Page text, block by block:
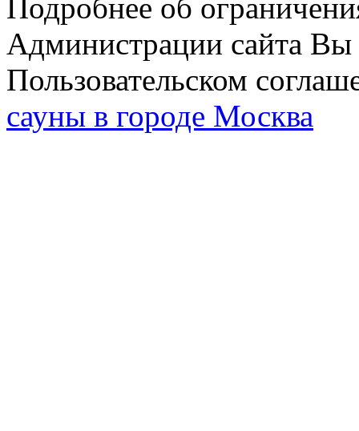
Подробнее об
Администрации сайта Вы
Пользовательском
сауны в городе Москва